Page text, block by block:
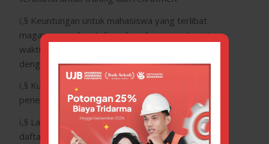
ï‚§ Keuntungan untuk mahasiswa yang terlibat
magang juga dapat dirasakan dengan, rata-rata
waktu tunggu mendapatkan pekerjaan 1,1 bulan,
dengan gaji pertama 1,78 x UMR.
ï‚§ Kunci sukses dari program magang adalah
penerapan project/problem based learning.
ï‚§ Langkah sukses program magang: kumpulkan
daftar mitra, petakan den tetapkan project